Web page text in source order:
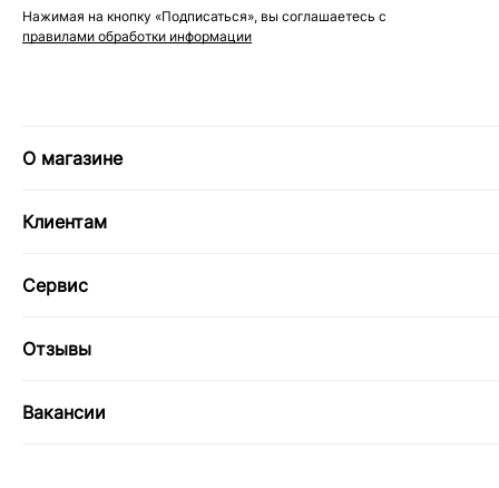
Нажимая на кнопку «Подписаться», вы соглашаетесь с
правилами обработки информации
О магазине
Клиентам
Сервис
Отзывы
Вакансии